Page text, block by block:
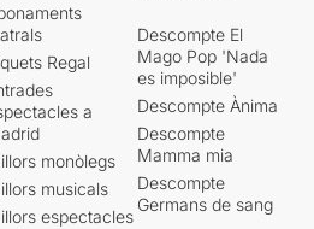
Regal
a
monòlegs
musicals
espectacles
Descompte El
Mago Pop 'Nada
es imposible'
Descompte Ànima
Descompte
Mamma mia
Descompte
Germans de sang